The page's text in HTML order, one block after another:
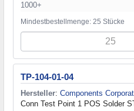
1000+
Mindestbestellmenge: 25 Stücke
TP-104-01-04
Hersteller: Components
Conn Test Point 1 POS Solder